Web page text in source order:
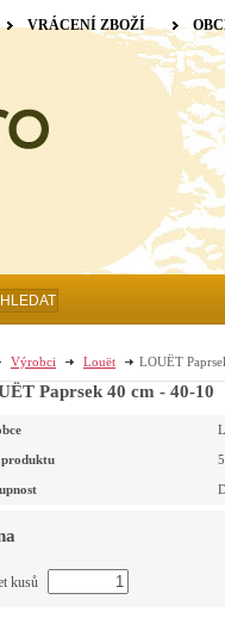
Výrobci Louët LOUËT
Paprsek 40 cm - 40-10
kusů
VRÁCENÍ ZBOŽÍ
HLEDAT